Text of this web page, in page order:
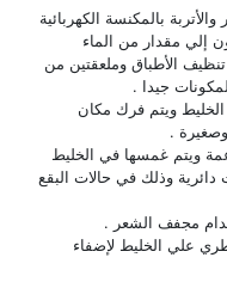
الكهربائية
من الماء
وملعقتين من
.
فرك مكان
في الخليط
في حالات البقع
الشعر .
لإضفاء